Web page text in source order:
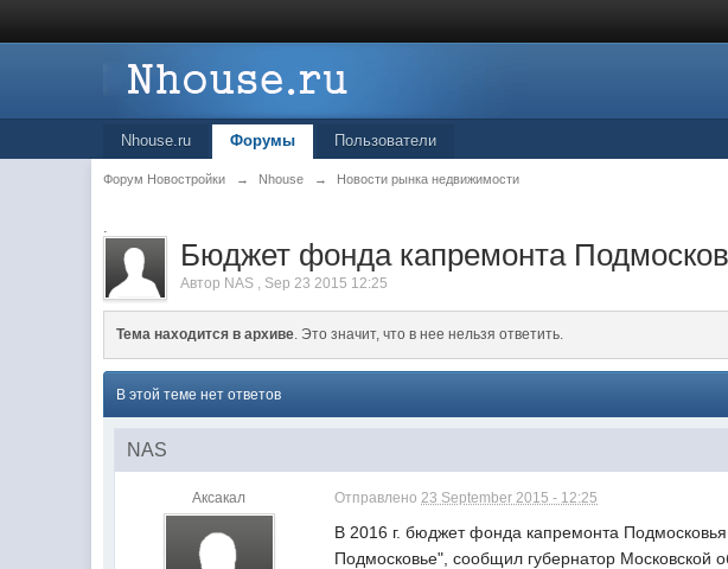
Nhouse.ru Форумы Пользователи
Форум Новостройки → Nhouse → Новости рынка недвижимости
.
Бюджет фонда капремонта
Автор NAS , Sep 23 2015 12:25
Тема находится в архиве. Это значит, что в нее нельзя ответить.
В этой теме нет ответов
NAS
Аксакал Отправлено23 September 2015 - 12:25
В 2016 г. бюджет фонда капремонта
Подмосковье", сообщил губернатор Московской